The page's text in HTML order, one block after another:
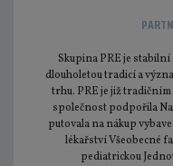
Skupina PRE je
dlouholetou tradicí a
trhu. PRE je již
společnost podpořila
putovala na nákup
lékařství Všeobecné
pediatrickou